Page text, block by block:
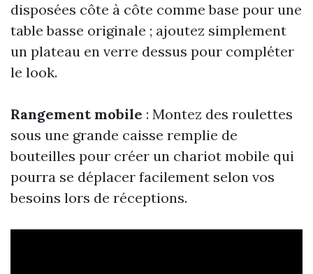
disposées côte à côte comme base pour une
table basse originale ; ajoutez simplement
un plateau en verre dessus pour compléter
le look.
Rangement mobile : Montez des roulettes
sous une grande caisse remplie de
bouteilles pour créer un chariot mobile qui
pourra se déplacer facilement selon vos
besoins lors de réceptions.